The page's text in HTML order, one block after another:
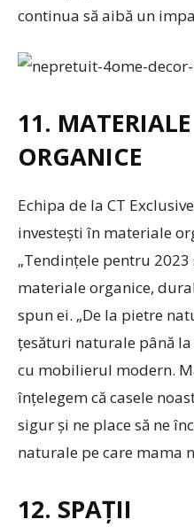
continua să aibă un
11.
ORGANICE
Echipa de la CT
investești în materiale
„Tendințele pentru
materiale organice,
spun ei. „De la pietre
țesături naturale până
cu mobilierul modern.
înțelegem că casele
sigur și ne place să ne
naturale pe care mama
12. SPAȚII